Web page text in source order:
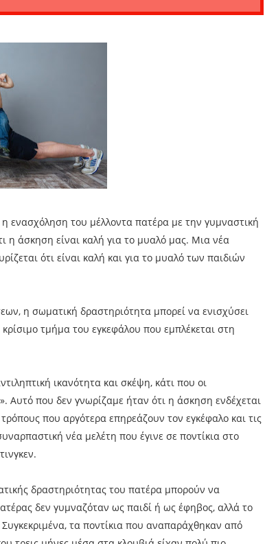
ενασχόληση του μέλλοντα πατέρα με την γυμναστική
η άσκηση είναι καλή για το μυαλό μας. Μια νέα
ότι είναι καλή και για το μυαλό των παιδιών
η σωματική δραστηριότητα μπορεί να ενισχύσει
τμήμα του εγκεφάλου που εμπλέκεται στη
ικανότητα και σκέψη, κάτι που οι
Αυτό που δεν γνωρίζαμε ήταν ότι η άσκηση ενδέχεται
που αργότερα επηρεάζουν τον εγκέφαλο και τις
νέα μελέτη που έγινε σε ποντίκια στο
δραστηριότητας του πατέρα μπορούν να
δεν γυμναζόταν ως παιδί ή ως έφηβος, αλλά το
τα ποντίκια που αναπαράχθηκαν από